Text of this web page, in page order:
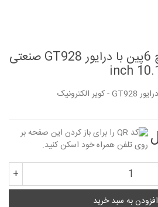
تاچ خازنی 10.1 اینچ 6پین با درایور GT928 صنعتی
+
افزودن به سبد خرید